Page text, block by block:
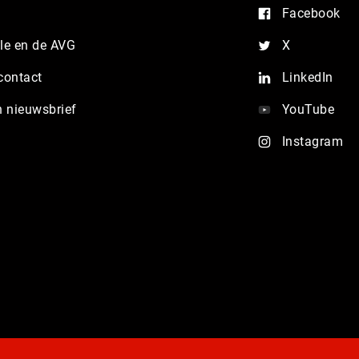
en de AVG
nieuwsbrief
Facebook
X
LinkedIn
YouTube
Instagram